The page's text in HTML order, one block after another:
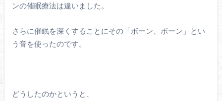
ンの催眠療法は違いました。
さらに催眠を深くすることにその「ボーン、ボーン」とい
う音を使ったのです。
どうしたのかというと、